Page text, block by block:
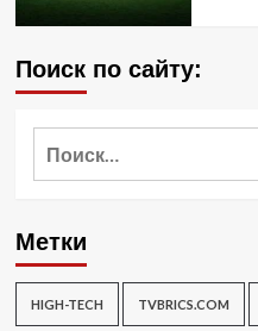
Поиск по сайту:
Метки
HIGH-TECH TVBRICS.COM